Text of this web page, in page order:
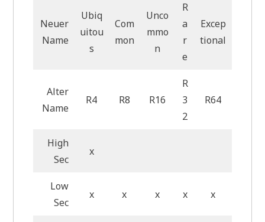
Neuer
Name
Ubiq
uitou
s
Com
mon
Unco
mmo
n
R
a
r
e
Excep
tional
Alter
Name
R4 R8 R16
R
3
2
R64
High
Sec
x
Low
Sec
x x x x x